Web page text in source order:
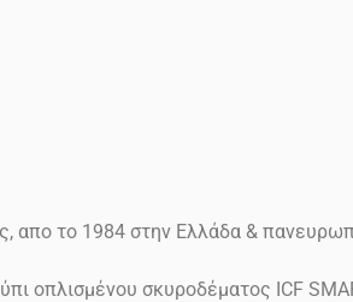
απο το 1984 στην Ελλάδα &
οπλισμένου σκυροδέματος ICF